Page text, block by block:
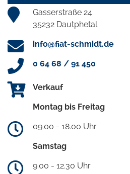
Gasserstraße 24
35232 Dautphetal
info@fiat-schmidt.de
0 64 68 / 91 450
Verkauf
Montag bis Freitag
09.00 - 18.00 Uhr
Samstag
9.00 - 12.30 Uhr